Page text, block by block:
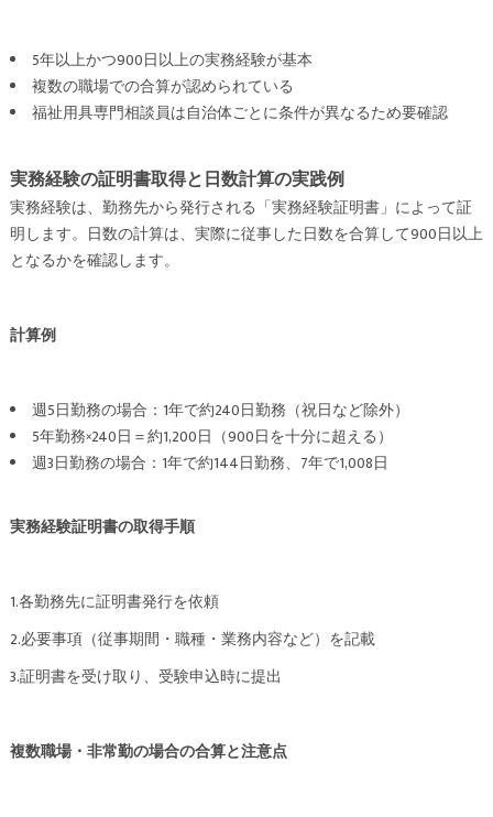
5年以上かつ900日以上の実務経験が基本
複数の職場での合算が認められている
福祉用具専門相談員は自治体ごとに条件が異なるため要確認
実務経験の証明書取得と日数計算の実践例
実務経験は、勤務先から発行される「実務経験証明書」によって証
明します。日数の計算は、実際に従事した日数を合算して900日以上
となるかを確認します。
計算例
週5日勤務の場合：1年で約240日勤務（祝日など除外）
5年勤務×240日＝約1,200日（900日を十分に超える）
週3日勤務の場合：1年で約144日勤務、7年で1,008日
実務経験証明書の取得手順
1.各勤務先に証明書発行を依頼
2.必要事項（従事期間・職種・業務内容など）を記載
3.証明書を受け取り、受験申込時に提出
複数職場・非常勤の場合の合算と注意点